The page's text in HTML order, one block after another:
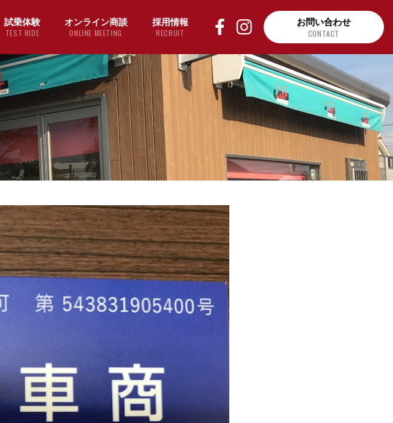
試乗体験
TEST RIDE
オンライン商談
ONLINE MEETING
採用情報
RECRUIT
お問い合わせ
CONTACT